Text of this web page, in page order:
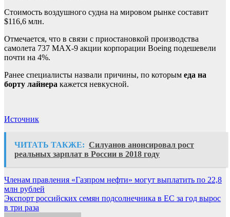
Стоимость воздушного судна на мировом рынке составит
$116,6 млн.
Отмечается, что в связи с приостановкой производства
самолета 737 MAX-9 акции корпорации Boeing подешевели
почти на 4%.
Ранее специалисты назвали причины, по которым еда на
борту лайнера кажется невкусной.
Источник
ЧИТАТЬ ТАКЖЕ: Силуанов анонсировал рост
реальных зарплат в России в 2018 году
Навигация
по
записям
Членам правления «Газпром нефти» могут выплатить по 22,8
млн рублей
Экспорт российских семян подсолнечника в ЕС за год вырос
в три раза